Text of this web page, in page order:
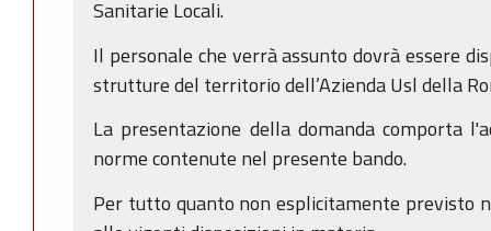
Sanitarie Locali.
Il personale che verrà assunto dovrà essere
strutture del territorio dell’Azienda Usl della
La presentazione della domanda comporta
norme contenute nel presente bando.
Per tutto quanto non esplicitamente previsto